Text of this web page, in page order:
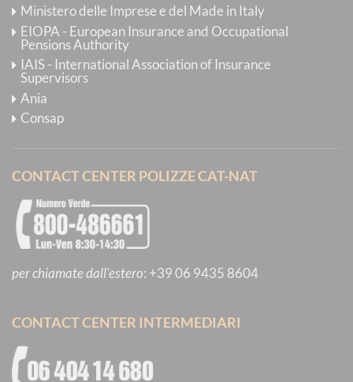
Ministero delle Imprese e del Made in Italy
EIOPA - European Insurance and Occupational
Pensions Authority
IAIS - International Association of Insurance
Supervisors
Ania
Consap
CONTACT CENTER POLIZZE CAT-NAT
per chiamate dall'estero: +39 06 9435 8604
CONTACT CENTER INTERMEDIARI